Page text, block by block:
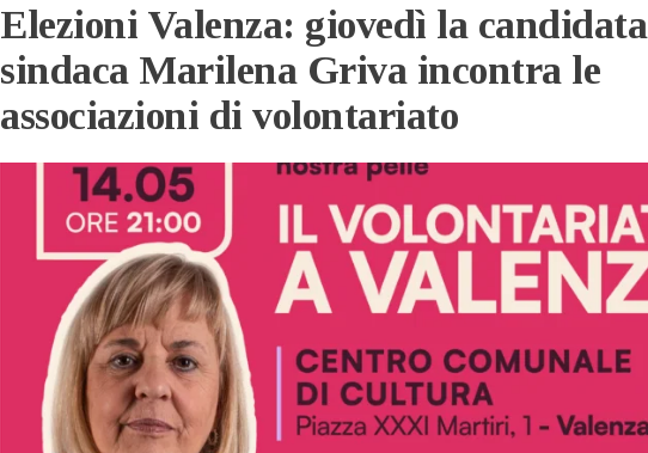
Elezioni Valenza: giovedì la candidata
sindaca Marilena Griva incontra le
associazioni di volontariato